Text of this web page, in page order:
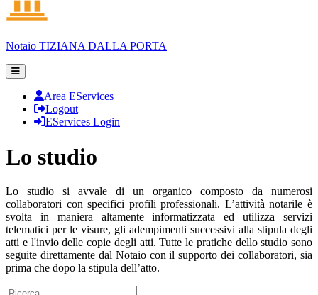
Notaio TIZIANA DALLA PORTA
Area EServices
Logout
EServices Login
Lo studio
Lo studio si avvale di un organico composto da numerosi
collaboratori con specifici profili professionali. L’attività notarile è
svolta in maniera altamente informatizzata ed utilizza servizi
telematici per le visure, gli adempimenti successivi alla stipula degli
atti e l'invio delle copie degli atti. Tutte le pratiche dello studio sono
seguite direttamente dal Notaio con il supporto dei collaboratori, sia
prima che dopo la stipula dell’atto.